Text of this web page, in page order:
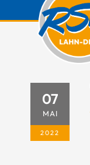
07
MAI
2022